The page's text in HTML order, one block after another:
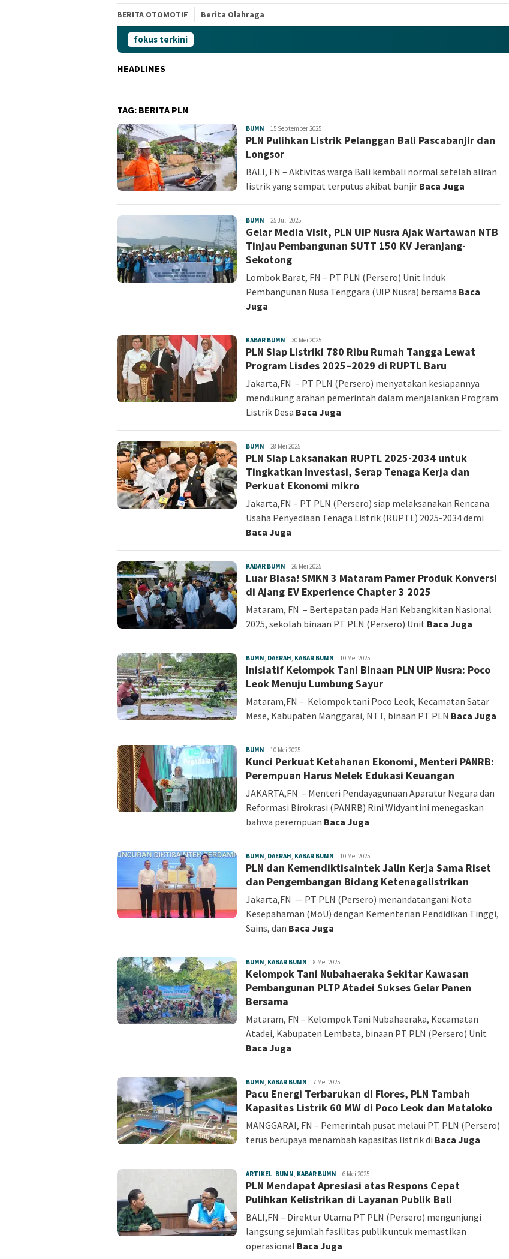
BERITA OTOMOTIF Berita Olahraga
fokus terkini
HEADLINES
TAG: BERITA PLN
BUMN Angelina
Sonia
15 September 2025
PLN Pulihkan Listrik Pelanggan Bali Pascabanjir dan
Longsor
BALI, FN – Aktivitas warga Bali kembali normal setelah aliran
listrik yang sempat terputus akibat banjir Baca Juga
BUMN Angelina
Sonia
25 Juli 2025
Gelar Media Visit, PLN UIP Nusra Ajak Wartawan NTB
Tinjau Pembangunan SUTT 150 KV Jeranjang-
Sekotong
Lombok Barat, FN – PT PLN (Persero) Unit Induk
Pembangunan Nusa Tenggara (UIP Nusra) bersama Baca
Juga
KABAR BUMN Angelina
Sonia
30 Mei 2025
PLN Siap Listriki 780 Ribu Rumah Tangga Lewat
Program Lisdes 2025–2029 di RUPTL Baru
Jakarta,FN – PT PLN (Persero) menyatakan kesiapannya
mendukung arahan pemerintah dalam menjalankan Program
Listrik Desa Baca Juga
BUMN Angelina
Sonia
28 Mei 2025
PLN Siap Laksanakan RUPTL 2025-2034 untuk
Tingkatkan Investasi, Serap Tenaga Kerja dan
Perkuat Ekonomi mikro
Jakarta,FN – PT PLN (Persero) siap melaksanakan Rencana
Usaha Penyediaan Tenaga Listrik (RUPTL) 2025-2034 demi
Baca Juga
KABAR BUMN Fokus
NTT
26 Mei 2025
Luar Biasa! SMKN 3 Mataram Pamer Produk Konversi
di Ajang EV Experience Chapter 3 2025
Mataram, FN – Bertepatan pada Hari Kebangkitan Nasional
2025, sekolah binaan PT PLN (Persero) Unit Baca Juga
BUMN, DAERAH, KABAR BUMN Angelina
Sonia
10 Mei 2025
Inisiatif Kelompok Tani Binaan PLN UIP Nusra: Poco
Leok Menuju Lumbung Sayur
Mataram,FN – Kelompok tani Poco Leok, Kecamatan Satar
Mese, Kabupaten Manggarai, NTT, binaan PT PLN Baca Juga
BUMN Angelina
Sonia
10 Mei 2025
Kunci Perkuat Ketahanan Ekonomi, Menteri PANRB:
Perempuan Harus Melek Edukasi Keuangan
JAKARTA,FN – Menteri Pendayagunaan Aparatur Negara dan
Reformasi Birokrasi (PANRB) Rini Widyantini menegaskan
bahwa perempuan Baca Juga
BUMN, DAERAH, KABAR BUMN Angelina
Sonia
10 Mei 2025
PLN dan Kemendiktisaintek Jalin Kerja Sama Riset
dan Pengembangan Bidang Ketenagalistrikan
Jakarta,FN — PT PLN (Persero) menandatangani Nota
Kesepahaman (MoU) dengan Kementerian Pendidikan Tinggi,
Sains, dan Baca Juga
BUMN, KABAR BUMN Angelina
Sonia
8 Mei 2025
Kelompok Tani Nubahaeraka Sekitar Kawasan
Pembangunan PLTP Atadei Sukses Gelar Panen
Bersama
Mataram, FN – Kelompok Tani Nubahaeraka, Kecamatan
Atadei, Kabupaten Lembata, binaan PT PLN (Persero) Unit
Baca Juga
BUMN, KABAR BUMN Angelina
Sonia
7 Mei 2025
Pacu Energi Terbarukan di Flores, PLN Tambah
Kapasitas Listrik 60 MW di Poco Leok dan Mataloko
MANGGARAI, FN – Pemerintah pusat melaui PT. PLN (Persero)
terus berupaya menambah kapasitas listrik di Baca Juga
ARTIKEL, BUMN, KABAR BUMN Angelina
Sonia
6 Mei 2025
PLN Mendapat Apresiasi atas Respons Cepat
Pulihkan Kelistrikan di Layanan Publik Bali
BALI,FN – Direktur Utama PT PLN (Persero) mengunjungi
langsung sejumlah fasilitas publik untuk memastikan
operasional Baca Juga